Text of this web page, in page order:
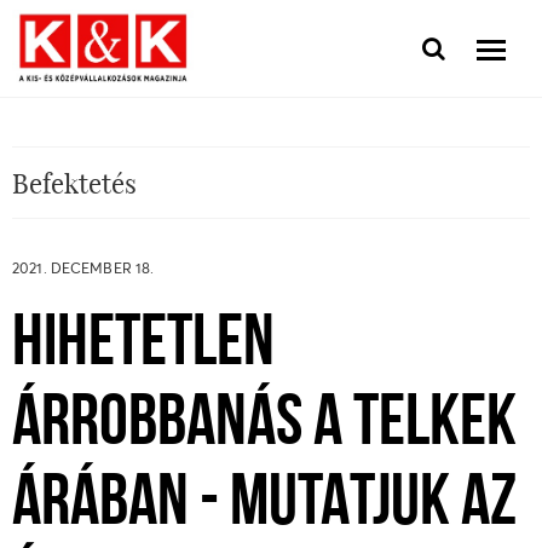
Befektetés
2021. DECEMBER 18.
HIHETETLEN
ÁRROBBANÁS A TELKEK
ÁRÁBAN - MUTATJUK AZ